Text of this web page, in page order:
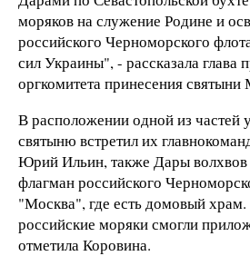
моряков на служение Родине и
российского Черноморского
сил Украины", - рассказала глава
оргкомитета принесения
В расположении одной из
святыню встретил их
Юрий Ильин, также Дары волхвов
флагман российского
"Москва", где есть домовый
российские моряки смогли
отметила Коровина.